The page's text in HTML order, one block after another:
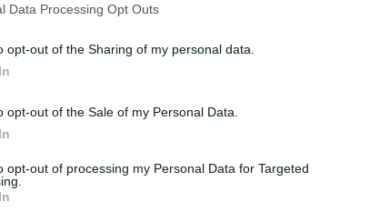
Data Processing Opt Outs
opt-out of the Sharing of my personal data.
opt-out of the Sale of my Personal Data.
opt-out of processing my Personal Data for Targeted
Newbury wurde geschossen. Das herbeigeeilte CSI-Team findet
Mordwaffe. Dafür entdecken die Ermittler im Keller eine umfangreiche
seine Hilfe an. Gemeinsam mit Agent Pratt verfolgt Russell eine
den Überfall auf ein Waffenlager in Pakistan untersucht hat.
Berufssoldaten, fallen Schüsse. Allerdings findet das herbei
eine Mordwaffe. Dafür finden die Ermittler im Keller eine gewaltige
kann Hodges feststellen, dass der mögliche Tote, obwohl er laut Pass
drei Monaten, zwischen Washington und allen Krisengebieten der
die FBI-Agenten Quaid und Pratt bei D.B. Russell im Büro und bieten
Das FBI interessiert sich in erster Linie für die Mordwaffe, die auch
in Pakistan benutzt wurde, um einen Wachmann zu töten.